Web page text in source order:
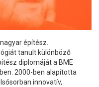
építész.
tanult különböző
diplomáját a BME
2000-ben alapította
innovatív,